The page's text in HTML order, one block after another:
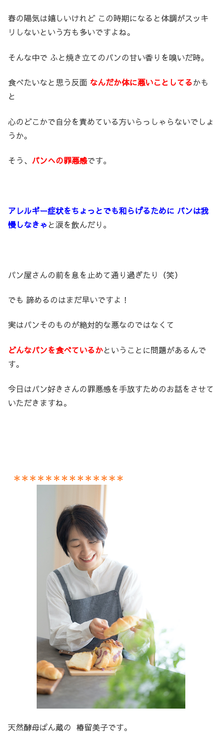
春の陽気は嬉しいけれど この時期になると体調がスッキ
リしないという方も多いですよね。
そんな中で ふと焼き立てのパンの甘い香りを嗅いだ時。
食べたいなと思う反面 なんだか体に悪いことしてるかも
と
心のどこかで自分を責めている方いらっしゃらないでしょ
うか。
そう、 パンへの罪悪感です。
アレルギー症状をちょっとでも和らげるために パンは我
慢しなきゃと涙を飲んだり。
パン屋さんの前を息を止めて通り過ぎたり（笑）
でも 諦めるのはまだ早いですよ！
実はパンそのものが絶対的な悪なのではなくて
どんなパンを食べているかということに問題があるんで
す。
今日はパン好きさんの罪悪感を手放すためのお話をさせて
いただきますね。
＊＊＊＊＊＊＊＊＊＊＊＊＊＊
天然酵母ぱん蔵の 椿留美子です。